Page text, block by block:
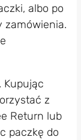
albo po
zamówienia.
Kupując
z
Return lub
paczkę do